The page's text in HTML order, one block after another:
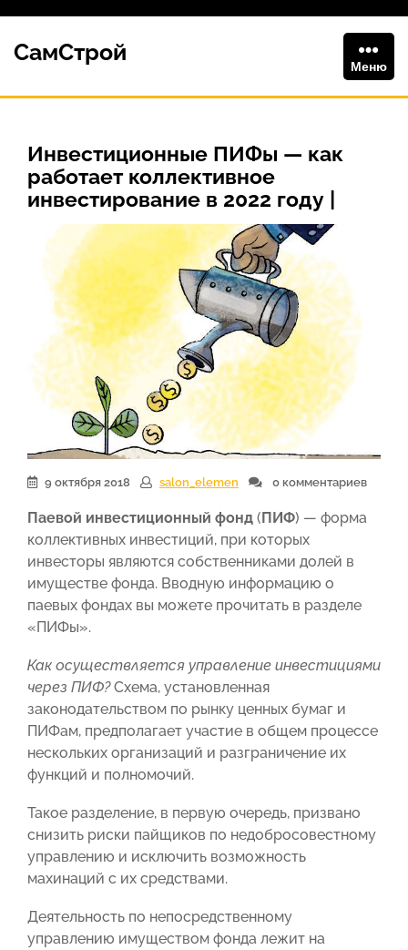
содержимому
СамСтрой
Меню
Инвестиционные ПИФы — как
работает коллективное
инвестирование в 2022 году |
9 октября 2018 salon_elemen 0 комментариев
Паевой инвестиционный фонд (ПИФ) — форма
коллективных инвестиций, при которых
инвесторы являются собственниками долей в
имуществе фонда. Вводную информацию о
паевых фондах вы можете прочитать в разделе
«ПИФы».
Как осуществляется управление инвестициями
через ПИФ?Схема, установленная
законодательством по рынку ценных бумаг и
ПИФам, предполагает участие в общем процессе
нескольких организаций и разграничение их
функций и полномочий.
Такое разделение, в первую очередь, призвано
снизить риски пайщиков по недобросовестному
управлению и исключить возможность
махинаций с их средствами.
Деятельность по непосредственному
управлению имуществом фонда лежит на